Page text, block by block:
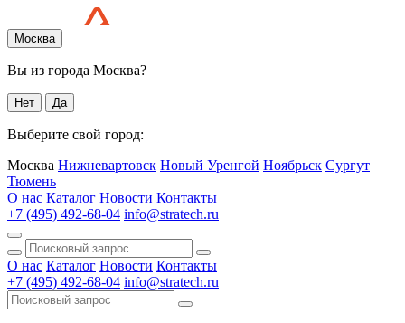
Москва
Вы из города Москва?
Нет Да
Выберите свой город:
Москва Нижневартовск Новый Уренгой Ноябрьск Сургут
Тюмень
О нас Каталог Новости Контакты
+7 (495) 492-68-04 info@stratech.ru
О нас Каталог Новости Контакты
+7 (495) 492-68-04 info@stratech.ru